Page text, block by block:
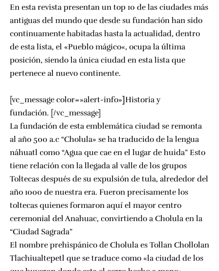
En esta revista presentan un top 10 de las ciudades más
antiguas del mundo que desde su fundación han sido
continuamente habitadas hasta la actualidad, dentro
de esta lista, el «Pueblo mágico«, ocupa la última
posición, siendo la única ciudad en esta lista que
pertenece al nuevo continente.
[vc_message color=»alert-info»]Historia y
fundación. [/vc_message]
La fundación de esta emblemática ciudad se remonta
al año 500 a.c “Cholula» se ha traducido de la lengua
náhuatl como “Agua que cae en el lugar de huida” Esto
tiene relación con la llegada al valle de los grupos
Toltecas después de su expulsión de tula, alrededor del
año 1000 de nuestra era. Fueron precisamente los
toltecas quienes formaron aquí el mayor centro
ceremonial del Anahuac, convirtiendo a Cholula en la
“Ciudad Sagrada”
El nombre prehispánico de Cholula es Tollan Chollolan
Tlachiualtepetl que se traduce como «la ciudad de los